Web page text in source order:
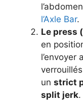
l’Axle Bar.
Le press
en
un strict
split jerk.